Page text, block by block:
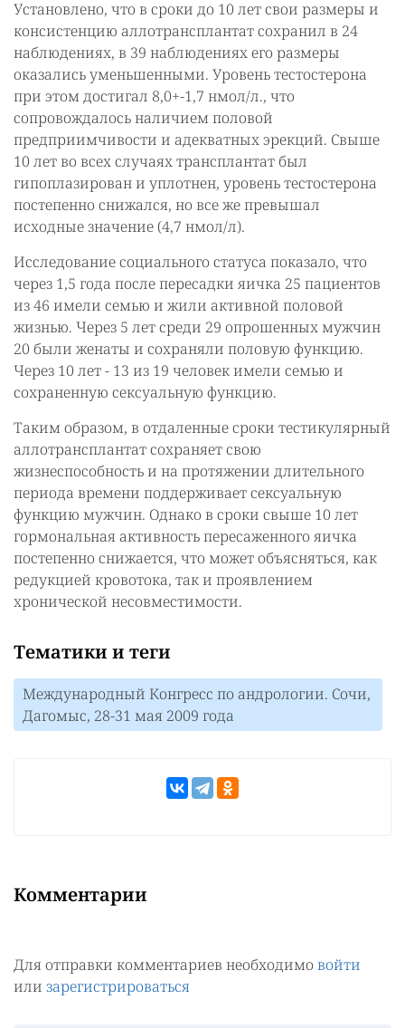
Установлено, что в сроки до 10 лет свои размеры и
консистенцию аллотрансплантат сохранил в 24
наблюдениях, в 39 наблюдениях его размеры
оказались уменьшенными. Уровень тестостерона
при этом достигал 8,0+-1,7 нмол/л., что
сопровождалось наличием половой
предприимчивости и адекватных эрекций. Свыше
10 лет во всех случаях трансплантат был
гипоплазирован и уплотнен, уровень тестостерона
постепенно снижался, но все же превышал
исходные значение (4,7 нмол/л).
Исследование социального статуса показало, что
через 1,5 года после пересадки яичка 25 пациентов
из 46 имели семью и жили активной половой
жизнью. Через 5 лет среди 29 опрошенных мужчин
20 были женаты и сохраняли половую функцию.
Через 10 лет - 13 из 19 человек имели семью и
сохраненную сексуальную функцию.
Таким образом, в отдаленные сроки тестикулярный
аллотрансплантат сохраняет свою
жизнеспособность и на протяжении длительного
периода времени поддерживает сексуальную
функцию мужчин. Однако в сроки свыше 10 лет
гормональная активность пересаженного яичка
постепенно снижается, что может объясняться, как
редукцией кровотока, так и проявлением
хронической несовместимости.
Тематики и теги
Международный Конгресс по андрологии. Сочи,
Дагомыс, 28-31 мая 2009 года
Комментарии
Для отправки комментариев необходимо войти
или зарегистрироваться